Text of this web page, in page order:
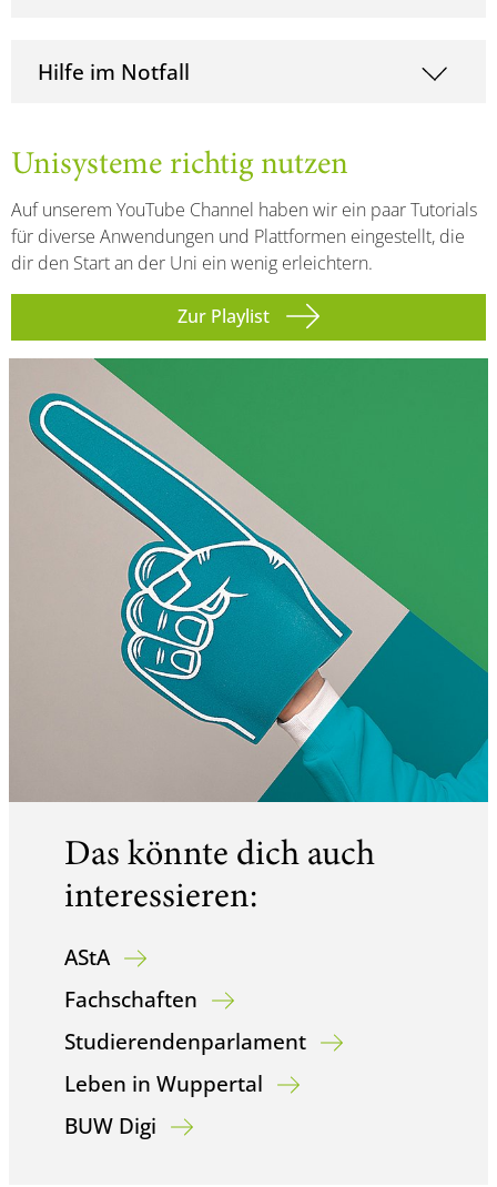
Hilfe im Notfall
Unisysteme richtig nutzen
Auf unserem YouTube Channel haben wir ein paar Tutorials
für diverse Anwendungen und Plattformen eingestellt, die
dir den Start an der Uni ein wenig erleichtern.
Zur Playlist
Das könnte dich auch
interessieren:
AStA
Fachschaften
Studierendenparlament
Leben in Wuppertal
BUW Digi